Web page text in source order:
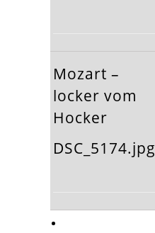
Mozart –
locker vom
Hocker
DSC_5174.jpg